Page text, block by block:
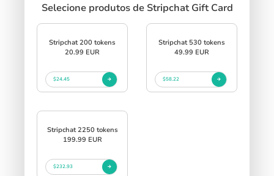
Selecione produtos de Stripchat Gift Card
Stripchat 200 tokens
20.99 EUR
$24.45
Stripchat 530 tokens
49.99 EUR
$58.22
Stripchat 2250 tokens
199.99 EUR
$232.93